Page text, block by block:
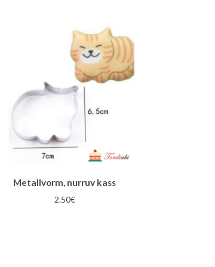
Metallvorm, nurruv kass
2.50€